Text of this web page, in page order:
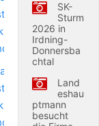
SK-
Sturm
2026 in
Irdning-
Donnersba
chtal
Land
eshau
ptmann
besucht